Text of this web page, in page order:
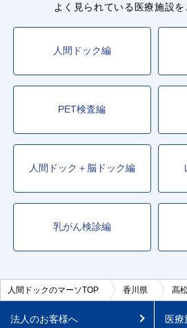
よく見られている医療施設を
人間ドック編
PET検査編
人間ドック＋脳ドック編
乳がん検診編
人間ドックのマーソTOP 香川県 高
法人のお客様へ 医療